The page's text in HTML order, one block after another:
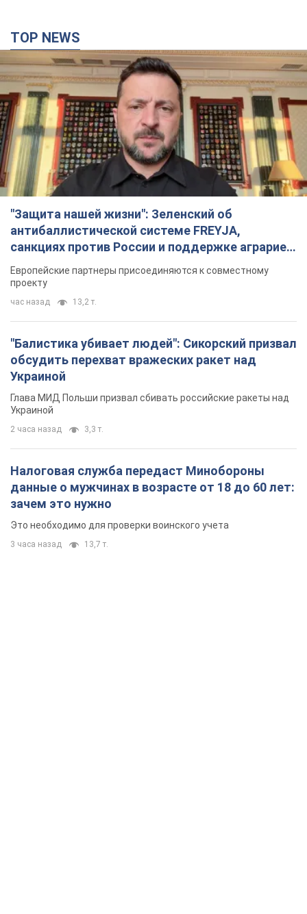
TOP NEWS
"Защита нашей жизни": Зеленский об
антибаллистической системе FREYJA,
санкциях против России и поддержке аграриев.
Видео
Европейские партнеры присоединяются к совместному
проекту
час назад 13,2 т.
"Балистика убивает людей": Сикорский призвал
обсудить перехват вражеских ракет над
Украиной
Глава МИД Польши призвал сбивать российские ракеты над
Украиной
2 часа назад 3,3 т.
Налоговая служба передаст Минобороны
данные о мужчинах в возрасте от 18 до 60 лет:
зачем это нужно
Это необходимо для проверки воинского учета
3 часа назад 13,7 т.